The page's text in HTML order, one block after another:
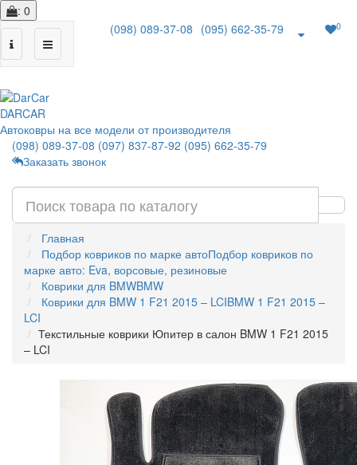
: 0
(098) 089-37-08 (095) 662-35-79 0
DARCAR
Автоковры на все модели от производителя
(098) 089-37-08 (097) 837-87-92 (095) 662-35-79
Заказать звонок
Главная
Подбор ковриков по марке автоПодбор ковриков по
марке авто: Eva, ворсовые, резиновые
Коврики для BMWBMW
Коврики для BMW 1 F21 2015 – LCIBMW 1 F21 2015 –
LCI
Текстильные коврики Юпитер в салон BMW 1 F21 2015
– LCI